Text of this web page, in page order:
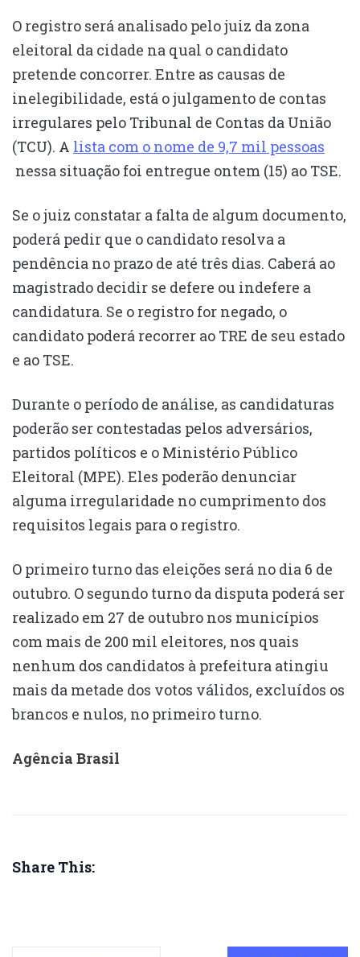
O registro será analisado pelo juiz da zona
eleitoral da cidade na qual o candidato
pretende concorrer. Entre as causas de
inelegibilidade, está o julgamento de contas
irregulares pelo Tribunal de Contas da União
(TCU). A lista com o nome de 9,7 mil pessoas
nessa situação foi entregue ontem (15) ao TSE.
Se o juiz constatar a falta de algum documento,
poderá pedir que o candidato resolva a
pendência no prazo de até três dias. Caberá ao
magistrado decidir se defere ou indefere a
candidatura. Se o registro for negado, o
candidato poderá recorrer ao TRE de seu estado
e ao TSE.
Durante o período de análise, as candidaturas
poderão ser contestadas pelos adversários,
partidos políticos e o Ministério Público
Eleitoral (MPE). Eles poderão denunciar
alguma irregularidade no cumprimento dos
requisitos legais para o registro.
O primeiro turno das eleições será no dia 6 de
outubro. O segundo turno da disputa poderá ser
realizado em 27 de outubro nos municípios
com mais de 200 mil eleitores, nos quais
nenhum dos candidatos à prefeitura atingiu
mais da metade dos votos válidos, excluídos os
brancos e nulos, no primeiro turno.
Agência Brasil
Share This: